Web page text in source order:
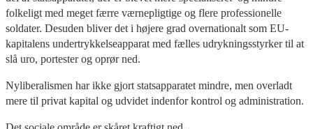
folkeligt med meget færre værnepligtige og flere professionelle
soldater. Desuden bliver det i højere grad overnationalt som EU-
kapitalens undertrykkelseapparat med fælles udrykningsstyrker til at
slå uro, portester og oprør ned.
Nyliberalismen har ikke gjort statsapparatet mindre, men overladt
mere til privat kapital og udvidet indenfor kontrol og administration.